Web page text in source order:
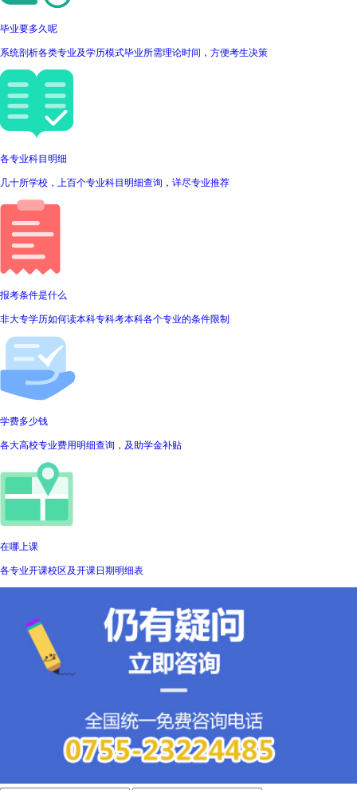
毕业要多久呢
系统剖析各类专业及学历模式毕业所需理论时间，方便考生决策
各专业科目明细
几十所学校，上百个专业科目明细查询，详尽专业推荐
报考条件是什么
非大专学历如何读本科专科考本科各个专业的条件限制
学费多少钱
各大高校专业费用明细查询，及助学金补贴
在哪上课
各专业开课校区及开课日期明细表